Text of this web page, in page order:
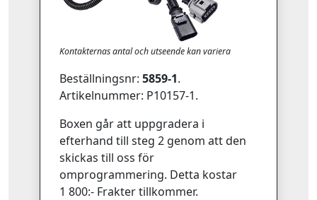
Kontakternas antal och utseende kan variera
Beställningsnr: 5859-1.
Artikelnummer: P10157-1.
Boxen går att uppgradera i
efterhand till steg 2 genom att den
skickas till oss för
omprogrammering. Detta kostar
1 800:- Frakter tillkommer.